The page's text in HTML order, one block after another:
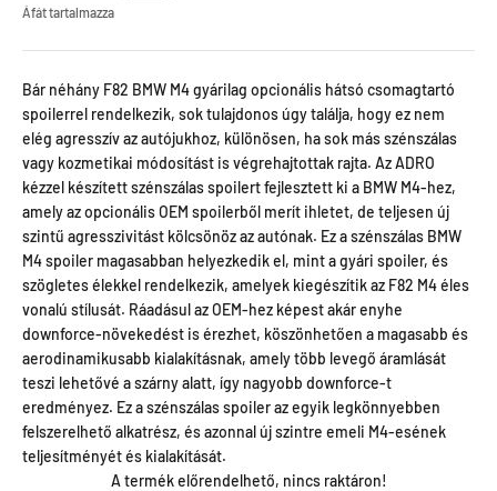
Áfát tartalmazza
Bár néhány F82 BMW M4 gyárilag opcionális hátsó csomagtartó
spoilerrel rendelkezik, sok tulajdonos úgy találja, hogy ez nem
elég agresszív az autójukhoz, különösen, ha sok más szénszálas
vagy kozmetikai módosítást is végrehajtottak rajta. Az ADRO
kézzel készített szénszálas spoilert fejlesztett ki a BMW M4-hez,
amely az opcionális OEM spoilerből merít ihletet, de teljesen új
szintű agresszivitást kölcsönöz az autónak. Ez a szénszálas BMW
M4 spoiler magasabban helyezkedik el, mint a gyári spoiler, és
szögletes élekkel rendelkezik, amelyek kiegészítik az F82 M4 éles
vonalú stílusát. Ráadásul az OEM-hez képest akár enyhe
downforce-növekedést is érezhet, köszönhetően a magasabb és
aerodinamikusabb kialakításnak, amely több levegő áramlását
teszi lehetővé a szárny alatt, így nagyobb downforce-t
eredményez. Ez a szénszálas spoiler az egyik legkönnyebben
felszerelhető alkatrész, és azonnal új szintre emeli M4-esének
teljesítményét és kialakítását.
A termék előrendelhető, nincs raktáron!